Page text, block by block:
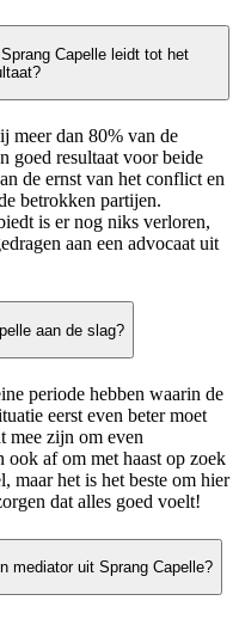
Capelle leidt tot het
meer dan 80% van de
goed resultaat voor beide
de ernst van het conflict en
betrokken partijen.
is er nog niks verloren,
aan een advocaat uit
aan de slag?
periode hebben waarin de
eerst even beter moet
mee zijn om even
ook af om met haast op zoek
maar het is het beste om hier
dat alles goed voelt!
mediator uit Sprang Capelle?